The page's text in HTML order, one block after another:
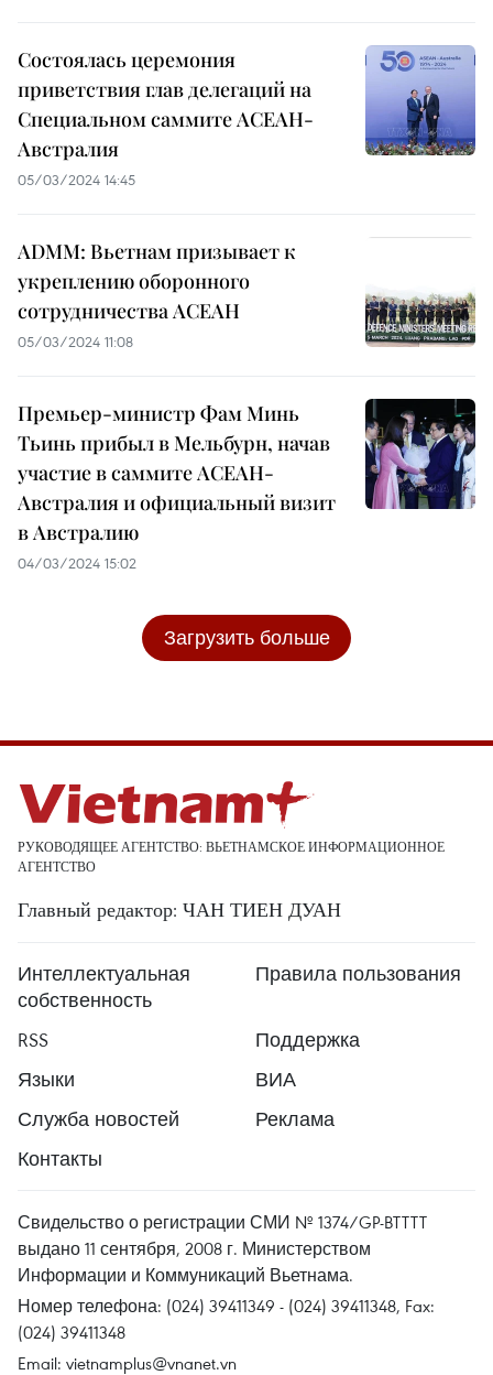
Состоялась церемония
приветствия глав делегаций на
Специальном саммите АСЕАН-
Австралия
05/03/2024 14:45
ADMM: Вьетнам призывает к
укреплению оборонного
сотрудничества АСЕАН
05/03/2024 11:08
Премьер-министр Фам Минь
Тьинь прибыл в Мельбурн, начав
участие в саммите АСЕАН-
Австралия и официальный визит
в Австралию
04/03/2024 15:02
Загрузить больше
РУКОВОДЯЩЕЕ АГЕНТСТВО: ВЬЕТНАМСКОЕ ИНФОРМАЦИОННОЕ
АГЕНТСТВО
Главный редактор: ЧАН ТИЕН ДУАН
Интеллектуальная
собственность
Правила пользования
RSS
Поддержка
Языки
ВИА
Служба новостей
Реклама
Контакты
Свидельство о регистрации СМИ № 1374/GP-BTTTT
выдано 11 сентября, 2008 г. Министерством
Информации и Коммуникаций Вьетнама.
Номер телефона: (024) 39411349 - (024) 39411348, Fax:
(024) 39411348
Email: vietnamplus@vnanet.vn